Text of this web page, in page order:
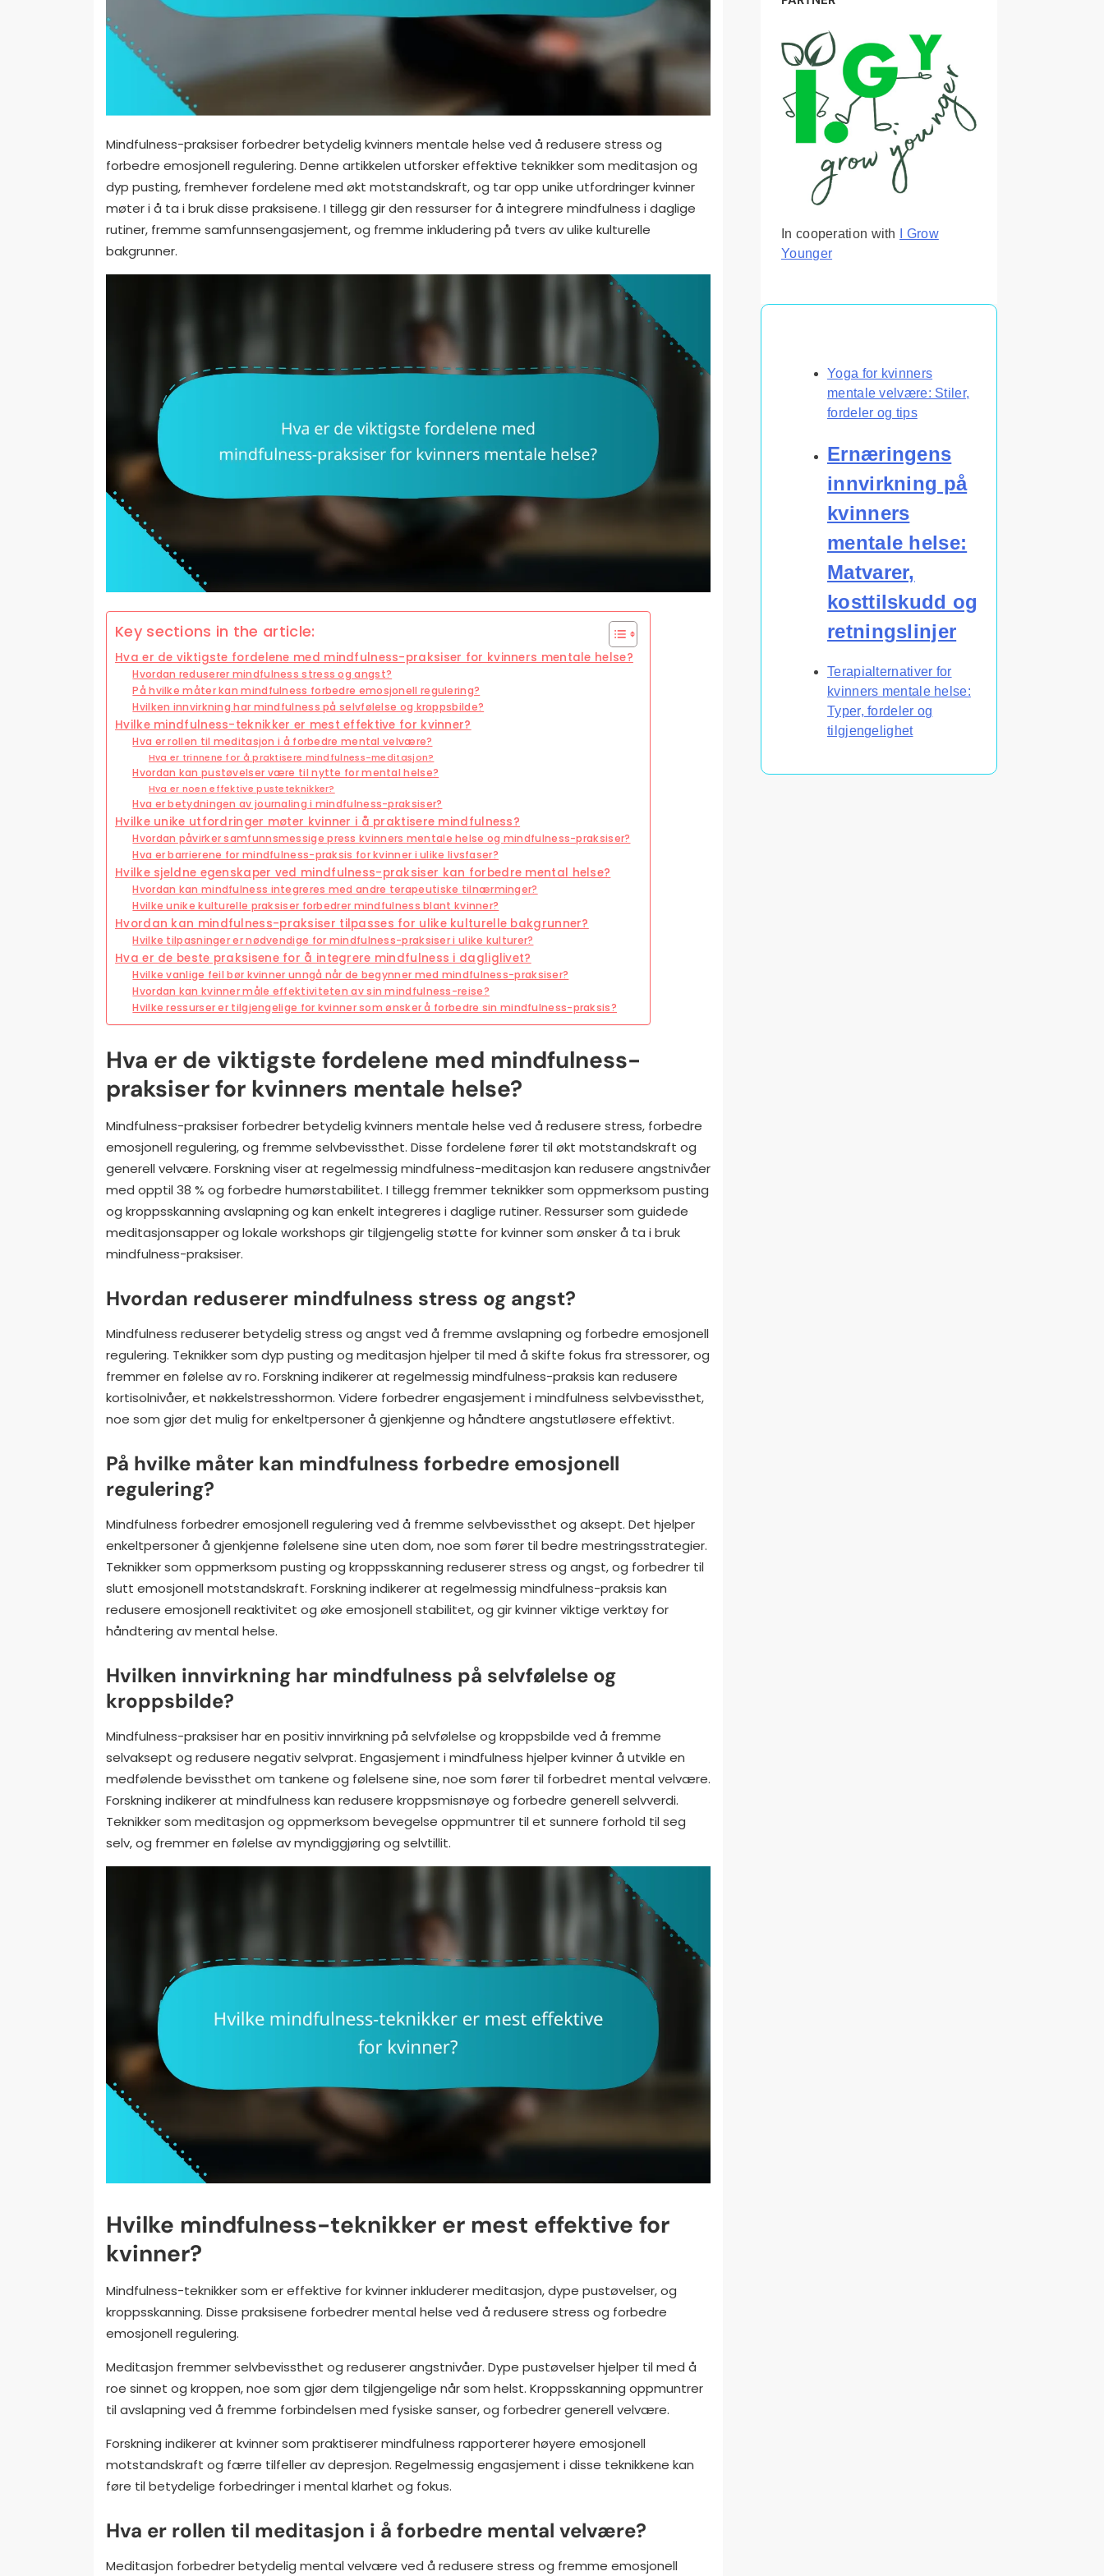
Mindfulness-praksiser forbedrer betydelig kvinners mentale helse ved å redusere stress og
forbedre emosjonell regulering. Denne artikkelen utforsker effektive teknikker som meditasjon og
dyp pusting, fremhever fordelene med økt motstandskraft, og tar opp unike utfordringer kvinner
møter i å ta i bruk disse praksisene. I tillegg gir den ressurser for å integrere mindfulness i daglige
rutiner, fremme samfunnsengasjement, og fremme inkludering på tvers av ulike kulturelle
bakgrunner.
Key sections in the article:
Hva er de viktigste fordelene med mindfulness-praksiser for kvinners mentale helse?
Hvordan reduserer mindfulness stress og angst?
På hvilke måter kan mindfulness forbedre emosjonell regulering?
Hvilken innvirkning har mindfulness på selvfølelse og kroppsbilde?
Hvilke mindfulness-teknikker er mest effektive for kvinner?
Hva er rollen til meditasjon i å forbedre mental velvære?
Hva er trinnene for å praktisere mindfulness-meditasjon?
Hvordan kan pustøvelser være til nytte for mental helse?
Hva er noen effektive pusteteknikker?
Hva er betydningen av journaling i mindfulness-praksiser?
Hvilke unike utfordringer møter kvinner i å praktisere mindfulness?
Hvordan påvirker samfunnsmessige press kvinners mentale helse og mindfulness-praksiser?
Hva er barrierene for mindfulness-praksis for kvinner i ulike livsfaser?
Hvilke sjeldne egenskaper ved mindfulness-praksiser kan forbedre mental helse?
Hvordan kan mindfulness integreres med andre terapeutiske tilnærminger?
Hvilke unike kulturelle praksiser forbedrer mindfulness blant kvinner?
Hvordan kan mindfulness-praksiser tilpasses for ulike kulturelle bakgrunner?
Hvilke tilpasninger er nødvendige for mindfulness-praksiser i ulike kulturer?
Hva er de beste praksisene for å integrere mindfulness i dagliglivet?
Hvilke vanlige feil bør kvinner unngå når de begynner med mindfulness-praksiser?
Hvordan kan kvinner måle effektiviteten av sin mindfulness-reise?
Hvilke ressurser er tilgjengelige for kvinner som ønsker å forbedre sin mindfulness-praksis?
Hva er de viktigste fordelene med mindfulness-
praksiser for kvinners mentale helse?
Mindfulness-praksiser forbedrer betydelig kvinners mentale helse ved å redusere stress, forbedre
emosjonell regulering, og fremme selvbevissthet. Disse fordelene fører til økt motstandskraft og
generell velvære. Forskning viser at regelmessig mindfulness-meditasjon kan redusere angstnivåer
med opptil 38 % og forbedre humørstabilitet. I tillegg fremmer teknikker som oppmerksom pusting
og kroppsskanning avslapning og kan enkelt integreres i daglige rutiner. Ressurser som guidede
meditasjonsapper og lokale workshops gir tilgjengelig støtte for kvinner som ønsker å ta i bruk
mindfulness-praksiser.
Hvordan reduserer mindfulness stress og angst?
Mindfulness reduserer betydelig stress og angst ved å fremme avslapning og forbedre emosjonell
regulering. Teknikker som dyp pusting og meditasjon hjelper til med å skifte fokus fra stressorer, og
fremmer en følelse av ro. Forskning indikerer at regelmessig mindfulness-praksis kan redusere
kortisolnivåer, et nøkkelstresshormon. Videre forbedrer engasjement i mindfulness selvbevissthet,
noe som gjør det mulig for enkeltpersoner å gjenkjenne og håndtere angstutløsere effektivt.
På hvilke måter kan mindfulness forbedre emosjonell
regulering?
Mindfulness forbedrer emosjonell regulering ved å fremme selvbevissthet og aksept. Det hjelper
enkeltpersoner å gjenkjenne følelsene sine uten dom, noe som fører til bedre mestringsstrategier.
Teknikker som oppmerksom pusting og kroppsskanning reduserer stress og angst, og forbedrer til
slutt emosjonell motstandskraft. Forskning indikerer at regelmessig mindfulness-praksis kan
redusere emosjonell reaktivitet og øke emosjonell stabilitet, og gir kvinner viktige verktøy for
håndtering av mental helse.
Hvilken innvirkning har mindfulness på selvfølelse og
kroppsbilde?
Mindfulness-praksiser har en positiv innvirkning på selvfølelse og kroppsbilde ved å fremme
selvaksept og redusere negativ selvprat. Engasjement i mindfulness hjelper kvinner å utvikle en
medfølende bevissthet om tankene og følelsene sine, noe som fører til forbedret mental velvære.
Forskning indikerer at mindfulness kan redusere kroppsmisnøye og forbedre generell selvverdi.
Teknikker som meditasjon og oppmerksom bevegelse oppmuntrer til et sunnere forhold til seg
selv, og fremmer en følelse av myndiggjøring og selvtillit.
Hvilke mindfulness-teknikker er mest effektive for
kvinner?
Mindfulness-teknikker som er effektive for kvinner inkluderer meditasjon, dype pustøvelser, og
kroppsskanning. Disse praksisene forbedrer mental helse ved å redusere stress og forbedre
emosjonell regulering.
Meditasjon fremmer selvbevissthet og reduserer angstnivåer. Dype pustøvelser hjelper til med å
roe sinnet og kroppen, noe som gjør dem tilgjengelige når som helst. Kroppsskanning oppmuntrer
til avslapning ved å fremme forbindelsen med fysiske sanser, og forbedrer generell velvære.
Forskning indikerer at kvinner som praktiserer mindfulness rapporterer høyere emosjonell
motstandskraft og færre tilfeller av depresjon. Regelmessig engasjement i disse teknikkene kan
føre til betydelige forbedringer i mental klarhet og fokus.
Hva er rollen til meditasjon i å forbedre mental velvære?
Meditasjon forbedrer betydelig mental velvære ved å redusere stress og fremme emosjonell
In cooperation with
I Grow
Younger
Yoga for kvinners
mentale velvære: Stiler,
fordeler og tips
Ernæringens
innvirkning på
kvinners
mentale helse:
Matvarer,
kosttilskudd og
retningslinjer
Terapialternativer for
kvinners mentale helse:
Typer, fordeler og
tilgjengelighet